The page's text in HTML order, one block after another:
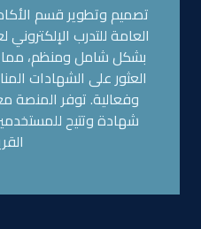
تصميم وتطوير قسم
العامة للتدرب
بشكل شامل ومنظم،
العثور على الشهادات
وفعالية. توفر
شهادة وتتيح